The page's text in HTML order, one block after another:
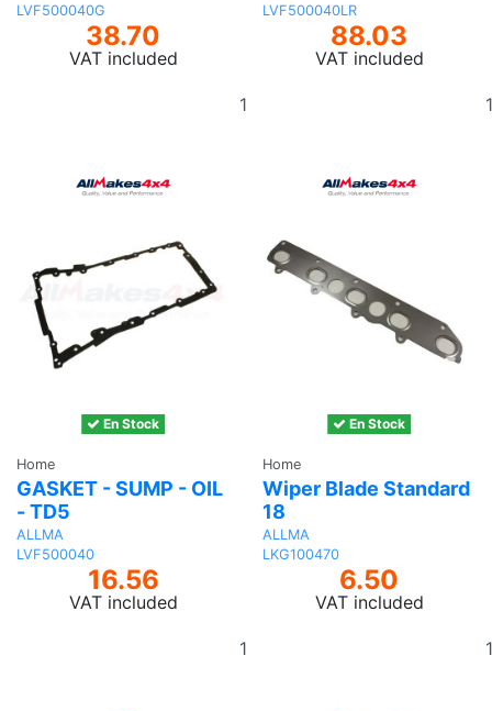
LVF500040G
38.70
VAT included
LVF500040LR
88.03
VAT included
En Stock
Home
GASKET - SUMP - OIL
- TD5
ALLMA
LVF500040
16.56
VAT included
En Stock
Home
Wiper Blade Standard
18
ALLMA
LKG100470
6.50
VAT included